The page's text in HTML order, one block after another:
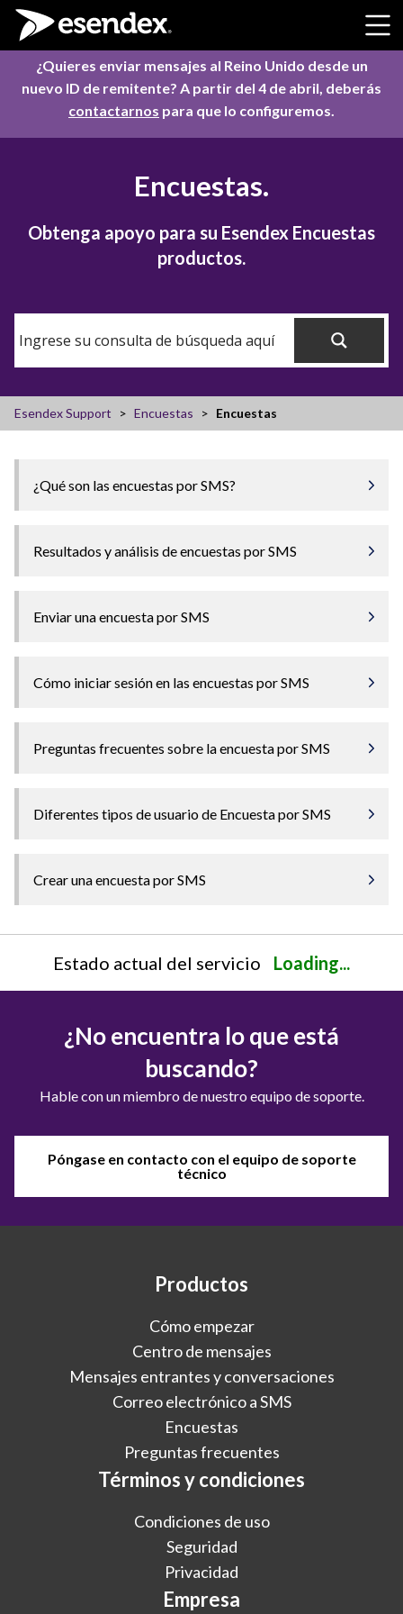
Skip to content
¿Quieres enviar mensajes al Reino Unido desde un
nuevo ID de remitente? A partir del 4 de abril, deberás
contactarnos para que lo configuremos.
Encuestas.
Obtenga apoyo para su Esendex Encuestas
productos.
Esendex Support Encuestas Encuestas
¿Qué son las encuestas por SMS?
Resultados y análisis de encuestas por SMS
Enviar una encuesta por SMS
Cómo iniciar sesión en las encuestas por SMS
Preguntas frecuentes sobre la encuesta por SMS
Diferentes tipos de usuario de Encuesta por SMS
Crear una encuesta por SMS
Estado actual del servicio Loading...
¿No encuentra lo que está
buscando?
Hable con un miembro de nuestro equipo de soporte.
Póngase en contacto con el equipo de soporte
técnico
Productos
Cómo empezar
Centro de mensajes
Mensajes entrantes y conversaciones
Correo electrónico a SMS
Encuestas
Preguntas frecuentes
Términos y condiciones
Condiciones de uso
Seguridad
Privacidad
Empresa